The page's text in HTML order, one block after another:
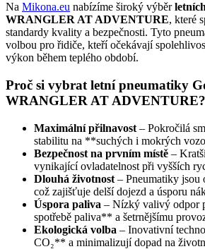
Na Mikona.eu nabízíme široký výběr
WRANGLER AT ADVENTURE, které
standardy kvality a bezpečnosti. Tyto
volbou pro řidiče, kteří očekávají
výkon během teplého období.
Proč si vybrat letní pneumatiky
WRANGLER AT ADVENTURE?
Maximální přilnavost – Pokročilá
stabilitu na **suchých i mokrých
Bezpečnost na prvním místě –
vynikající ovladatelnost při vyšších
Dlouhá životnost – Pneumatiky jsou
což zajišťuje delší dojezd a úsporu
Úspora paliva – Nízký valivý odpor
spotřebě paliva** a šetrnějšímu
Ekologická volba – Inovativní
CO₂** a minimalizují dopad na